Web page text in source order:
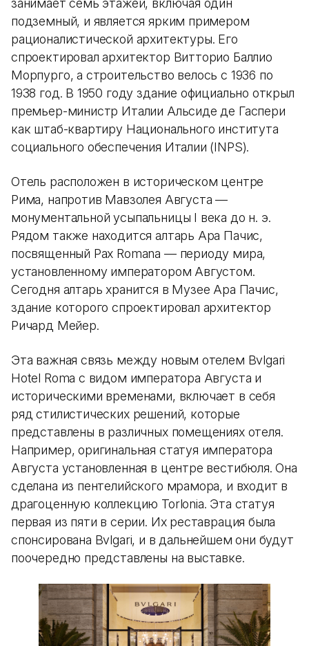
занимает семь этажей, включая один
подземный, и является ярким примером
рационалистической архитектуры. Его
спроектировал архитектор Витторио Баллио
Морпурго, а строительство велось с 1936 по
1938 год. В 1950 году здание официально открыл
премьер-министр Италии Альсиде де Гаспери
как штаб-квартиру Национального института
социального обеспечения Италии (INPS).
Отель расположен в историческом центре
Рима, напротив Мавзолея Августа —
монументальной усыпальницы I века до н. э.
Рядом также находится алтарь Ара Пачис,
посвященный Pax Romana — периоду мира,
установленному императором Августом.
Сегодня алтарь хранится в Музее Ара Пачис,
здание которого спроектировал архитектор
Ричард Мейер.
Эта важная связь между новым отелем Bvlgari
Hotel Roma с видом императора Августа и
историческими временами, включает в себя
ряд стилистических решений, которые
представлены в различных помещениях отеля.
Например, оригинальная статуя императора
Августа установленная в центре вестибюля. Она
сделана из пентелийского мрамора, и входит в
драгоценную коллекцию Torlonia. Эта статуя
первая из пяти в серии. Их реставрация была
спонсирована Bvlgari, и в дальнейшем они будут
поочередно представлены на выставке.